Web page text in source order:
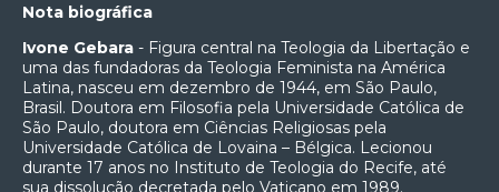
Nota biográfica
Ivone Gebara - Figura central na Teologia da Libertação e
uma das fundadoras da Teologia Feminista na América
Latina, nasceu em dezembro de 1944, em São Paulo,
Brasil. Doutora em Filosofia pela Universidade Católica de
São Paulo, doutora em Ciências Religiosas pela
Universidade Católica de Lovaina – Bélgica. Lecionou
durante 17 anos no Instituto de Teologia do Recife, até
sua dissolução decretada pelo Vaticano em 1989.